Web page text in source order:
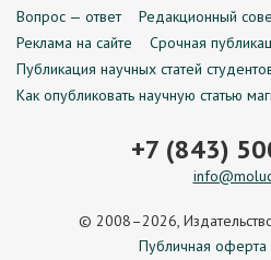
Вопрос — ответ Редакционный
Реклама на сайте
Срочная
Публикация научных статей
Как опубликовать научную статью
+7 (843)
© 2008–2026,
Публичная оферта